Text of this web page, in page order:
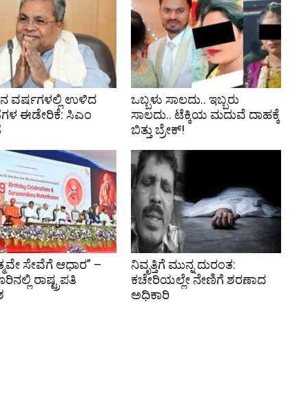
ವರ್ಷಗಳಲ್ಲಿ ಉಳಿದ
ಈಡೇರಿಕೆ: ಸಿಎಂ
ಒಬ್ಬಳು ಸಾಲದು.. ಇಬ್ಬರು
ಸಾಲದು.. ಟೆಕ್ಕಿಯ ಮದುವೆ ದಾಹಕ್ಕೆ
ಬಿತ್ತು ಬ್ರೇಕ್!
ಸೇವೆಗೆ ಆಧಾರ” –
ರಾಷ್ಟ್ರಪತಿ
ನಿವೃತ್ತಿಗೆ ಮುನ್ನ ದುರಂತ:
ಕಚೇರಿಯಲ್ಲೇ ನೇಣಿಗೆ ಶರಣಾದ
ಅಧಿಕಾರಿ